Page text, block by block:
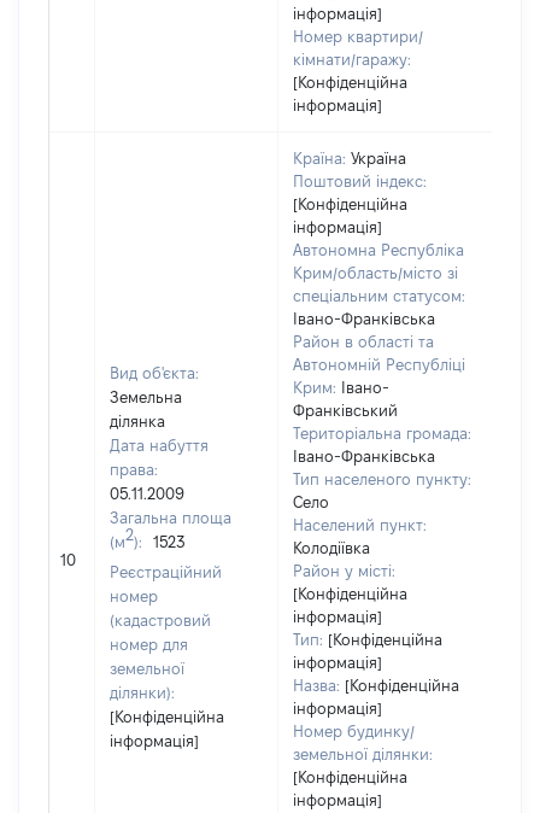
інформація]
Номер квартири/
кімнати/гаражу:
[Конфіденційна
інформація]
10
Вид об'єкта:
Земельна
ділянка
Дата набуття
права:
05.11.2009
Загальна площа
(м2):
1523
Реєстраційний
номер
(кадастровий
номер для
земельної
ділянки):
[Конфіденційна
інформація]
Країна: Україна
Поштовий індекс:
[Конфіденційна
інформація]
Автономна Республіка
Крим/область/місто зі
спеціальним статусом:
Івано-Франківська
Район в області та
Автономній Республіці
Крим:
Івано-
Франківський
Територіальна громада:
Івано-Франківська
Тип населеного пункту:
Село
Населений пункт:
Колодіївка
Район у місті:
[Конфіденційна
інформація]
Тип: [Конфіденційна
інформація]
Назва: [Конфіденційна
інформація]
Номер будинку/
земельної ділянки:
[Конфіденційна
інформація]